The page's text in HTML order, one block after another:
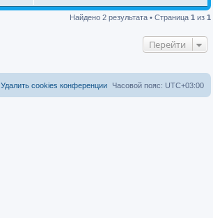
Найдено 2 результата • Страница 1 из 1
Перейти
Часовой пояс: UTC+03:00
Удалить cookies конференции